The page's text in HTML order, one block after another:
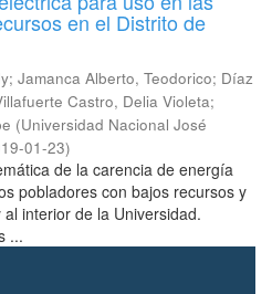
en el Distrito de
; Jamanca Alberto, Teodorico; Díaz
Castro, Delia Violeta;
(Universidad Nacional José
01-23)
de la carencia de energía
pobladores con bajos recursos y
interior de la Universidad.
...